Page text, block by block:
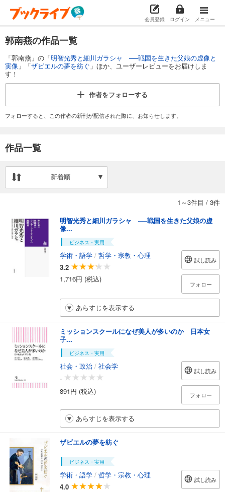
会員登録 ログイン メニュー
郭南燕の作品一覧
「郭南燕」の「明智光秀と細川ガラシャ ──戦国を生きた父娘の虚像と
実像 」「ザビエルの夢を紡ぐ 」ほか、ユーザーレビューをお届けしま
す！
作者をフォローする
フォローすると、この作者の新刊が配信された際に、お知らせします。
作品一覧
新着順
1～3件目 / 3件
明智光秀と細川ガラシャ ──戦国を生きた父娘の虚
像...
ビジネス・実用
学術・語学 / 哲学・宗教・心理
3.2
1,716円 (税込)
試し読み
フォロー
あらすじを表示する
ミッションスクールになぜ美人が多いのか 日本女
子...
ビジネス・実用
社会・政治 / 社会学
-
891円 (税込)
試し読み
フォロー
あらすじを表示する
ザビエルの夢を紡ぐ
ビジネス・実用
学術・語学 / 哲学・宗教・心理
4.0
試し読み